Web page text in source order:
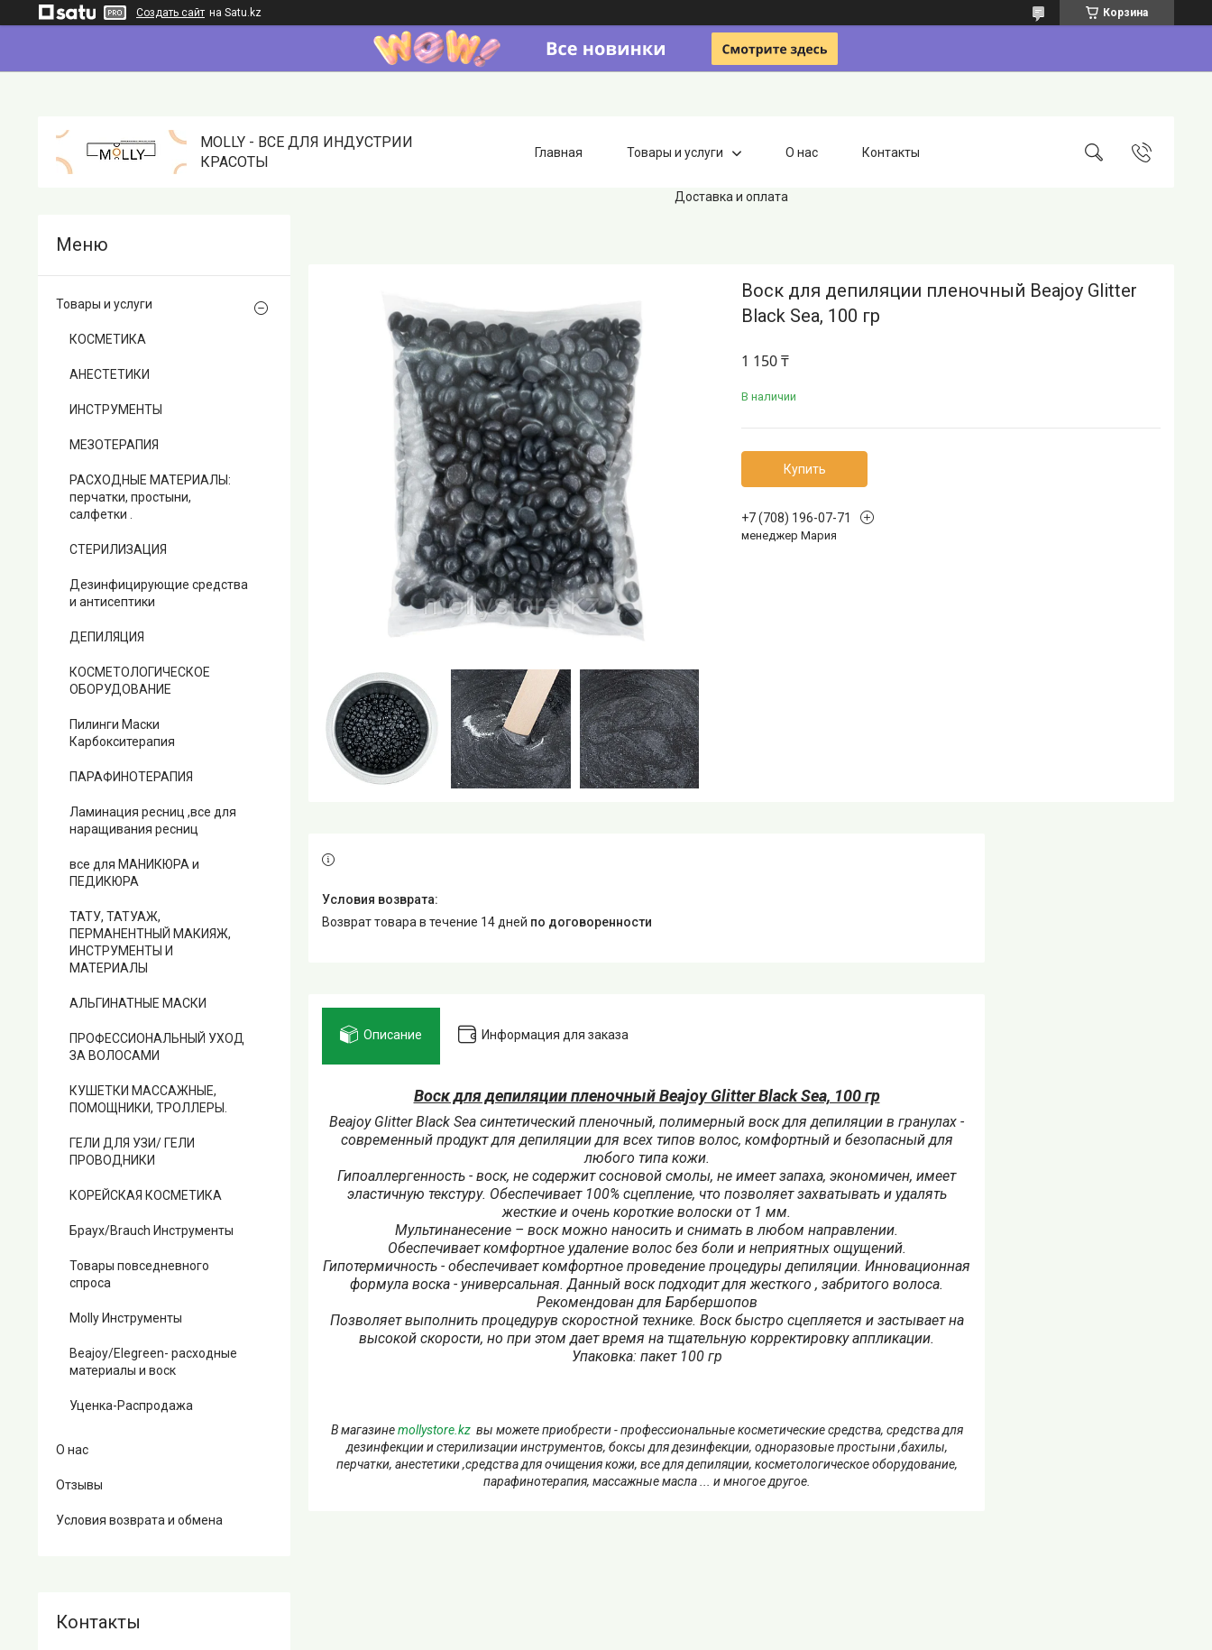
Создать сайт на Satu.kz Корзина
MOLLY - ВСЕ ДЛЯ ИНДУСТРИИ
КРАСОТЫ
Главная Товары и услуги О нас Контакты
Доставка и оплата
Воск для депиляции пленочный Beajoy Glitter
Black Sea, 100 гр
1 150 ₸
В наличии
Купить
+7 (708) 196-07-71
менеджер Мария
возврат товара в течение 14 дней по договоренности
Описание Информация для заказа
Воск для депиляции пленочный Beajoy Glitter Black Sea, 100 гр
Beajoy Glitter Black Sea синтетический пленочный, полимерный воск для депиляции в гранулах -
современный продукт для депиляции для всех типов волос, комфортный и безопасный для
любого типа кожи.
Гипоаллергенность - воск, не содержит сосновой смолы, не имеет запаха, экономичен, имеет
эластичную текстуру. Обеспечивает 100% сцепление, что позволяет захватывать и удалять
жесткие и очень короткие волоски от 1 мм.
Мультинанесение – воск можно наносить и снимать в любом направлении.
Обеспечивает комфортное удаление волос без боли и неприятных ощущений.
Гипотермичность - обеспечивает комфортное проведение процедуры депиляции. Инновационная
формула воска - универсальная. Данный воск подходит для жесткого , забритого волоса.
Рекомендован для Барбершопов
Позволяет выполнить процедурув скоростной технике. Воск быстро сцепляется и застывает на
высокой скорости, но при этом дает время на тщательную корректировку аппликации.
Упаковка: пакет 100 гр
В магазинеmollystore.kzвы можете приобрести - профессиональные косметические средства, средства для
дезинфекции и стерилизации инструментов, боксы для дезинфекции, одноразовые простыни ,бахилы,
перчатки, анестетики ,средства для очищения кожи, все для депиляции, косметологическое оборудование,
парафинотерапия, массажные масла ... и многое другое.
Товары и услуги
КОСМЕТИКА
АНЕСТЕТИКИ
ИНСТРУМЕНТЫ
МЕЗОТЕРАПИЯ
РАСХОДНЫЕ МАТЕРИАЛЫ:
перчатки, простыни,
салфетки .
СТЕРИЛИЗАЦИЯ
Дезинфицирующие средства
и антисептики
ДЕПИЛЯЦИЯ
КОСМЕТОЛОГИЧЕСКОЕ
ОБОРУДОВАНИЕ
Пилинги Маски
Карбокситерапия
ПАРАФИНОТЕРАПИЯ
Ламинация ресниц ,все для
наращивания ресниц
все для МАНИКЮРА и
ПЕДИКЮРА
ТАТУ, ТАТУАЖ,
ПЕРМАНЕНТНЫЙ МАКИЯЖ,
ИНСТРУМЕНТЫ И
МАТЕРИАЛЫ
АЛЬГИНАТНЫЕ МАСКИ
ПРОФЕССИОНАЛЬНЫЙ УХОД
ЗА ВОЛОСАМИ
КУШЕТКИ МАССАЖНЫЕ,
ПОМОЩНИКИ, ТРОЛЛЕРЫ.
ГЕЛИ ДЛЯ УЗИ/ ГЕЛИ
ПРОВОДНИКИ
КОРЕЙСКАЯ КОСМЕТИКА
Браух/Brauch Инструменты
Товары повседневного
спроса
Molly Инструменты
Beajoy/Elegreen- расходные
материалы и воск
Уценка-Распродажа
О нас
Отзывы
Условия возврата и обмена